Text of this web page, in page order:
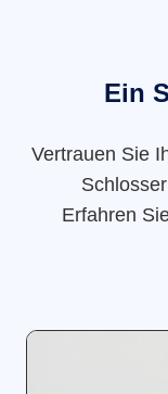
Ein
Vertrauen Sie
Erfahren